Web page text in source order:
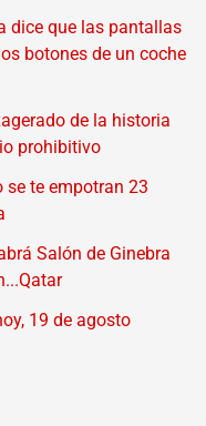
dice que las pantallas
botones de un coche
de la historia
prohibitivo
se te empotran 23
Salón de Ginebra
19 de agosto